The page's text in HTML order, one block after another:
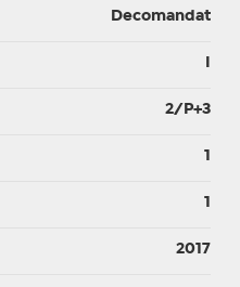
Decomandat
2/P+3
1
1
2017